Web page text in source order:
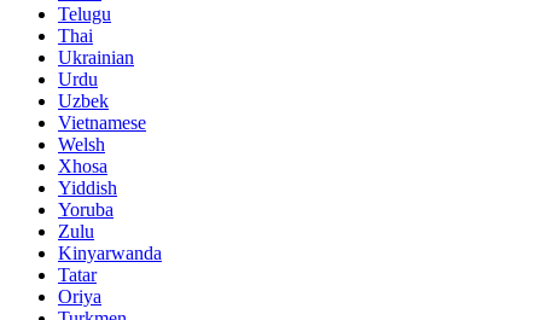
Telugu
Thai
Ukrainian
Urdu
Uzbek
Vietnamese
Welsh
Xhosa
Yiddish
Yoruba
Zulu
Kinyarwanda
Tatar
Oriya